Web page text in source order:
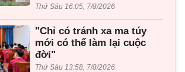
Thứ Sáu 16:05, 7/8/2026
"Chỉ có tránh xa ma túy
mới có thể làm lại cuộc
đời"
Thứ Sáu 13:58, 7/8/2026